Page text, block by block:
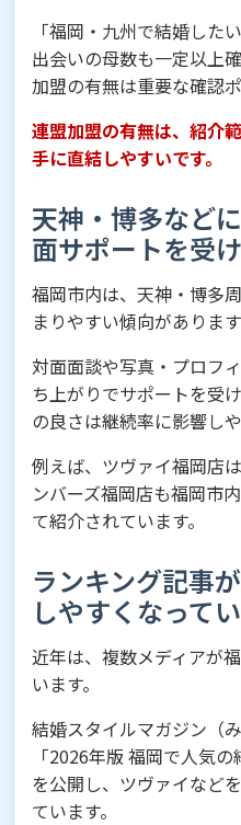
「福岡・九州で結婚した
出会いの母数も一定以上
加盟の有無は重要な確認ポ
連盟加盟の有無は、紹介
手に直結しやすいです。
天神・博多など
面サポートを受
福岡市内は、天神・博多
まりやすい傾向があります
対面面談や写真・プロフ
ち上がりでサポートを受
の良さは継続率に影響しや
例えば、ツヴァイ福岡店
ンバーズ福岡店も福岡市
て紹介されています。
ランキング記事
しやすくなって
近年は、複数メディアが
います。
結婚スタイルマガジン（
「2026年版 福岡で人気
を公開し、ツヴァイなど
ています。